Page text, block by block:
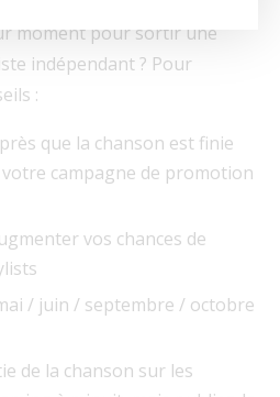
moment pour sortir une
indépendant ? Pour
:
que la chanson est finie
campagne de promotion
vos chances de
/ juin / septembre / octobre
de la chanson sur les